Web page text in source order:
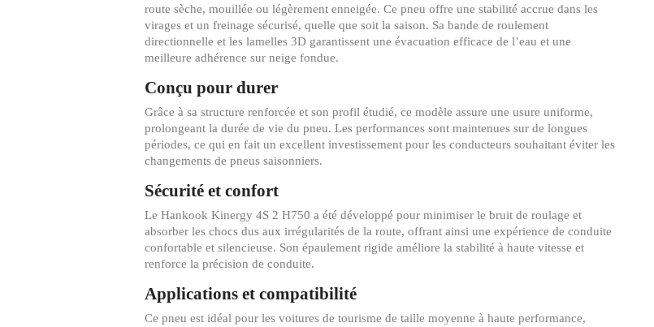
route sèche, mouillée ou légèrement enneigée. Ce pneu offre une stabilité accrue dans les
virages et un freinage sécurisé, quelle que soit la saison. Sa bande de roulement
directionnelle et les lamelles 3D garantissent une évacuation efficace de l’eau et une
meilleure adhérence sur neige fondue.
Conçu pour durer
Grâce à sa structure renforcée et son profil étudié, ce modèle assure une usure uniforme,
prolongeant la durée de vie du pneu. Les performances sont maintenues sur de longues
périodes, ce qui en fait un excellent investissement pour les conducteurs souhaitant éviter les
changements de pneus saisonniers.
Sécurité et confort
Le Hankook Kinergy 4S 2 H750 a été développé pour minimiser le bruit de roulage et
absorber les chocs dus aux irrégularités de la route, offrant ainsi une expérience de conduite
confortable et silencieuse. Son épaulement rigide améliore la stabilité à haute vitesse et
renforce la précision de conduite.
Applications et compatibilité
Ce pneu est idéal pour les voitures de tourisme de taille moyenne à haute performance,